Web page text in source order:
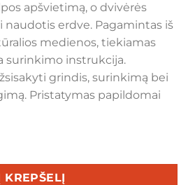
apšvietimą, o dvivėrės
naudotis erdve. Pagamintas iš
medienos, tiekiamas
surinkimo instrukcija.
grindis, surinkimą bei
Pristatymas papildomai
sodo namelis Solano, 40 mm,
KREPŠELĮ